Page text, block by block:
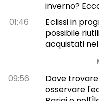
inverno?
01:46
Eclissi in
possibile
acquistati nel
09:56
Dove
osservare